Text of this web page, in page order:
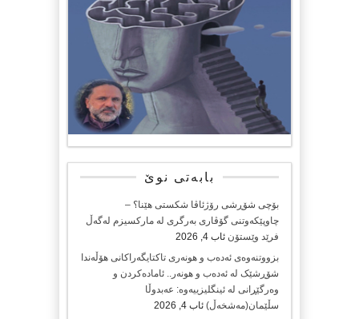
بابەتی نوێ
بۆچی شۆڕشی رۆژئاڤا شکستی هێنا؟ –
چاوپێکەوتنی گۆڤاری بەرگری لە مارکسیزم لەگەڵ
فرێد وێستۆن ئاب 4, 2026
بزووتنەوەی ئەدەب و هونەری تاکتایگەراکانی هۆڵەندا
شۆڕشێک لە ئەدەب و هونەر.. ئامادەکردن و
وەرگێڕانی لە ئینگلیزییەوە: عەبدوڵا
سڵێمان(مەشخەڵ) ئاب 4, 2026